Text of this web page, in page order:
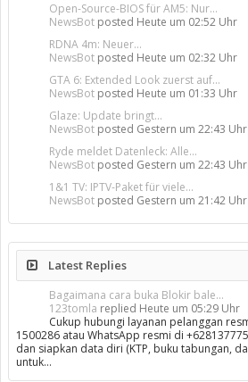
Open-Source-BIOS für AM5: Nur...
NewsBot posted Heute um 02:52 Uhr
RDNA 4m: Neuer...
NewsBot posted Heute um 02:32 Uhr
GTA 6: Extended Look zuerst auf...
NewsBot posted Heute um 01:33 Uhr
Glaze: Update bringt...
NewsBot posted Gestern um 22:43 Uhr
Ryde meldet Datenleck: Alle...
NewsBot posted Gestern um 22:43 Uhr
1&1 TV: IPTV-Paket für viele...
NewsBot posted Gestern um 21:42 Uhr
Latest Replies
Bagaimana cara buka Blokir bale...
123tomla replied Heute um 05:29 Uhr
Cukup hubungi layanan pelanggan
1500286 atau WhatsApp resmi di
dan siapkan data diri (KTP, buku tabungan,
untuk…